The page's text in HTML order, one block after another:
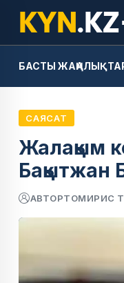
БАСТЫ
САЯСАТ
Жалақым
Бақытжан
АВТОРТОМИРИС